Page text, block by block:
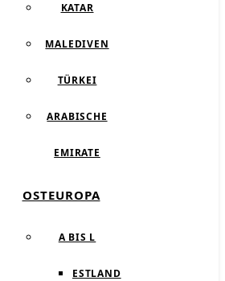
KATAR
MALEDIVEN
TÜRKEI
ARABISCHE
EMIRATE
OSTEUROPA
A BIS L
ESTLAND